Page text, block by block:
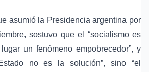
asumió la Presidencia argentina por
sostuvo que el “socialismo es
un fenómeno empobrecedor”, y
no es la solución”, sino “el